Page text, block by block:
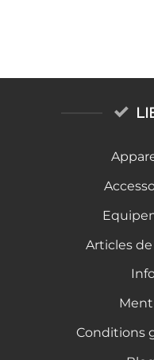
Articles
Conditions